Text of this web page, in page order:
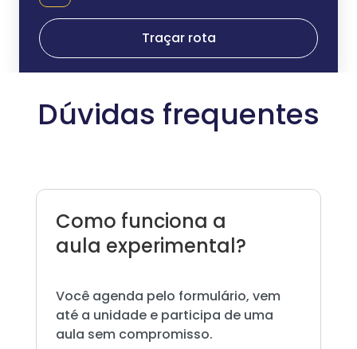
Traçar rota
Dúvidas frequentes
Como funciona a
aula experimental?
Você agenda pelo formulário, vem
até a unidade e participa de uma
aula sem compromisso.